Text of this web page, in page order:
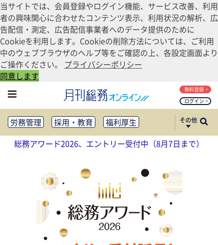
当サイトでは、会員登録やログイン機能、サービス改善、利用
者の興味関心に合わせたコンテンツ表示、利用状況の解析、広
告配信・測定、広告配信事業者へのデータ提供のために
Cookieを利用します。Cookieの削除方法については、ご利用
中のウェブブラウザのヘルプ等をご確認の上、各設定画面より
ご操作ください。 プライバシーポリシー
同意します
ログイン
無料登録
労務管理 採用・教育
福利厚生
健康経営
働き方改革
法務・コンプライアンス
リスクマネジメント・BCP
社外・社内広報
社外・社内コミュニケーション活性化
FM・オフィス移転
CSR・SDGs
テクノロジー活用・DX
助成金・補助金・コスト削減
アウトソーシング・BPO
調査・レポート
その他
総務アワード2026、エントリー受付中（8月7日まで）